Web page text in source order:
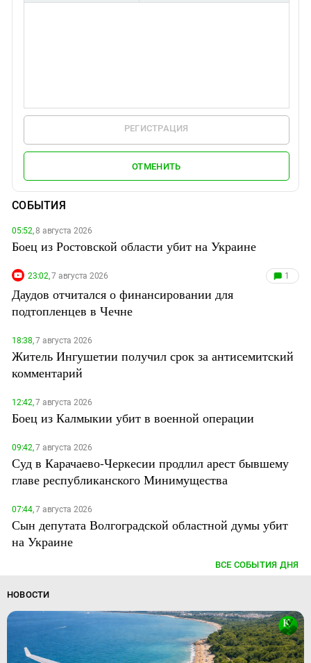
РЕГИСТРАЦИЯ
ОТМЕНИТЬ
СОБЫТИЯ
05:52,8 августа 2026
Боец из Ростовской области убит на Украине
23:02,7 августа 2026 1
Даудов отчитался о финансировании для
подтопленцев в Чечне
18:38,7 августа 2026
Житель Ингушетии получил срок за антисемитский
комментарий
12:42,7 августа 2026
Боец из Калмыкии убит в военной операции
09:42,7 августа 2026
Суд в Карачаево-Черкесии продлил арест бывшему
главе республиканского Минимущества
07:44,7 августа 2026
Сын депутата Волгоградской областной думы убит
на Украине
ВСЕ СОБЫТИЯ ДНЯ
НОВОСТИ